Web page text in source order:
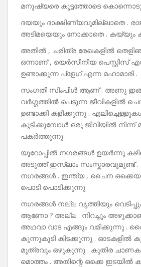
മനുഷ്യരെ കൂട്ടത്തോടെ
ദയയും ദാക്ഷിണ്യവുമില്ലാതെ .
അടിമയെയും നോക്കാതെ . കയ്യും
അതിൽ , ചരിത്ര രേഖകളിൽ
ഒന്നാണ് , യെർസീനിയ പെസ്റ്റിസ്
ഉണ്ടാക്കുന്ന പ്ളേഗ് എന്ന മഹാമാരി .
സംഗതി സിംപിൾ ആണ് . അണു
വർഗ്ഗത്തിൽ പെടുന്ന ജീവികളിൽ
ഉണ്ടാക്കി കളിക്കുന്നു .
കുടിക്കുമ്പോൾ ഒരു ജീവിയിൽ നിന്ന്
പകർത്തുന്നു .
യൂറോപ്പിൽ നഗരങ്ങൾ ഉയർന്നു
അടുത്ത് ഇസ്ലാം സംസ്കാരവുമുണ്ട് .
നഗരങ്ങൾ . ഇന്ത്യ , ചൈന
പൊടി പൊടിക്കുന്നു .
നഗരങ്ങൾ നല്ല വൃത്തിയും
ആണോ ? അല്ല . നിറച്ചും അഴുക്കാണ്
അഥവാ വാട എങ്ങും വമിക്കുന്നു .
കുന്നുകൂടി കിടക്കുന്നു . ഓടകളിൽ
മൂത്രവും ഒഴുകുന്നു . കുതിര
മൊത്തം . അതിന്റെ ഒക്കെ ഇടയിൽ